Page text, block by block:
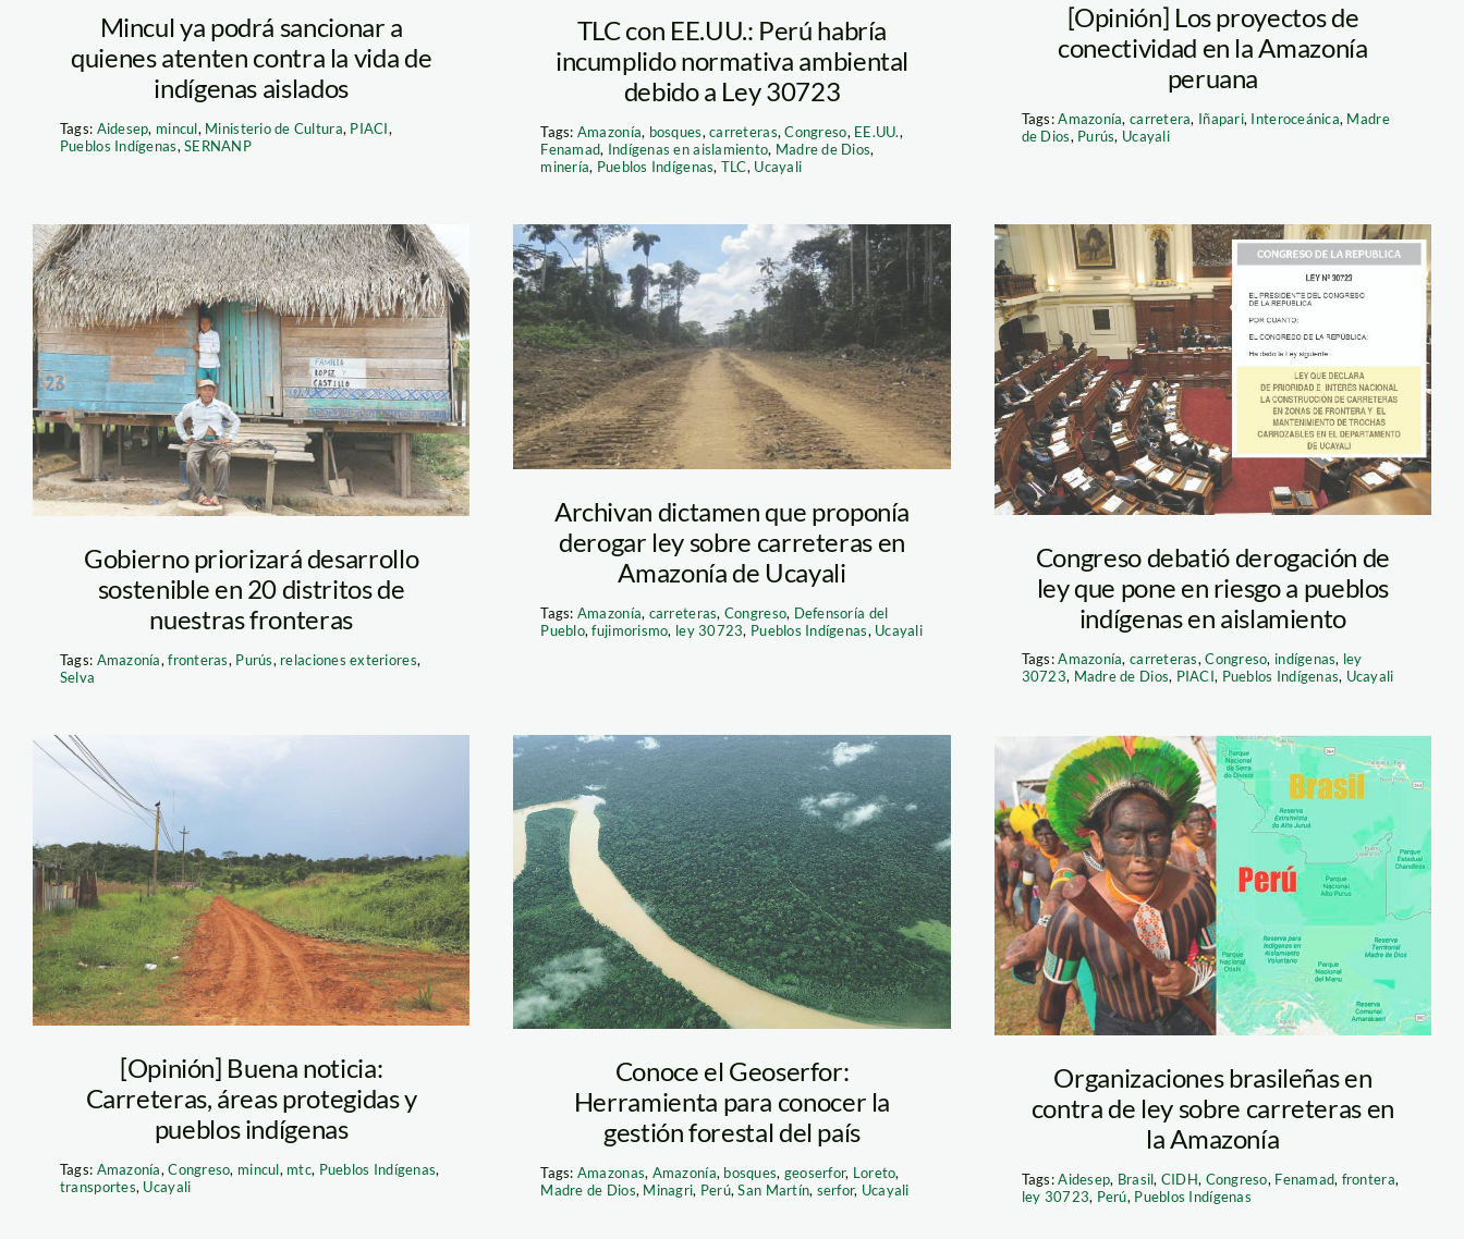
Mincul ya podrá sancionar a
quienes atenten contra la vida de
indígenas aislados
Tags: Aidesep, mincul, Ministerio de Cultura, PIACI,
Pueblos Indígenas,SERNANP
TLC con EE.UU.: Perú habría
incumplido normativa ambiental
debido a Ley 30723
Tags: Amazonía, bosques,carreteras,Congreso, EE.UU.,
Fenamad, Indígenas en aislamiento, Madre de Dios,
minería, Pueblos Indígenas, TLC, Ucayali
[Opinión] Los proyectos de
conectividad en la Amazonía
peruana
Tags:Amazonía, carretera, Iñapari, Interoceánica, Madre
de Dios, Purús, Ucayali
poblacion-de-
purus—spda—
jaime-tranca
Gobierno priorizará desarrollo
sostenible en 20 distritos de
nuestras fronteras
Tags: Amazonía,fronteras, Purús, relaciones exteriores,
Selva
Archivan dictamen que proponía
derogar ley sobre carreteras en
Amazonía de Ucayali
Tags: Amazonía, carreteras, Congreso, Defensoría del
Pueblo,fujimorismo, ley 30723, Pueblos Indígenas, Ucayali
Imprimir
Imprimir
Congreso debatió derogación de
ley que pone en riesgo a pueblos
indígenas en aislamiento
Tags:Amazonía, carreteras,Congreso, indígenas, ley
30723, Madre de Dios, PIACI, Pueblos Indígenas, Ucayali
carretera-purus
—madre-de-dios
—SPDA
[Opinión] Buena noticia:
Carreteras, áreas protegidas y
pueblos indígenas
Tags: Amazonía,Congreso, mincul, mtc, Pueblos Indígenas,
transportes, Ucayali
bosque-purus—
ucayali—SPDA
Conoce el Geoserfor:
Herramienta para conocer la
gestión forestal del país
Tags: Amazonas, Amazonía, bosques, geoserfor, Loreto,
Madre de Dios, Minagri, Perú,San Martín, serfor, Ucayali
indigenas-brasil
—telesur
Organizaciones brasileñas en
contra de ley sobre carreteras en
la Amazonía
Tags:Aidesep, Brasil, CIDH, Congreso, Fenamad, frontera,
ley 30723, Perú, Pueblos Indígenas